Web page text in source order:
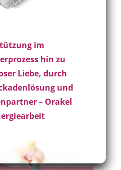
im
hin zu
Liebe, durch
und
– Orakel